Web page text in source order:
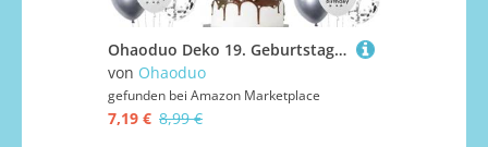
Ohaoduo Deko 19. Geburtstag Mädchen Jungen Silber Tortendeko 19 Geburtstag Jungen Mädchen Deko 19 Geburtstag Silber Mädchen 19 jahre Geburtstagsdeko 19 jahre Junge Ballon 19 Geburtstag Mädchen
von Ohaoduo
gefunden bei Amazon Marketplace
7,19 € 8,99 €